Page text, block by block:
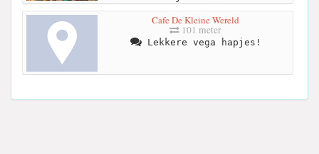
Cafe De Kleine Wereld
101 meter
Lekkere vega hapjes!